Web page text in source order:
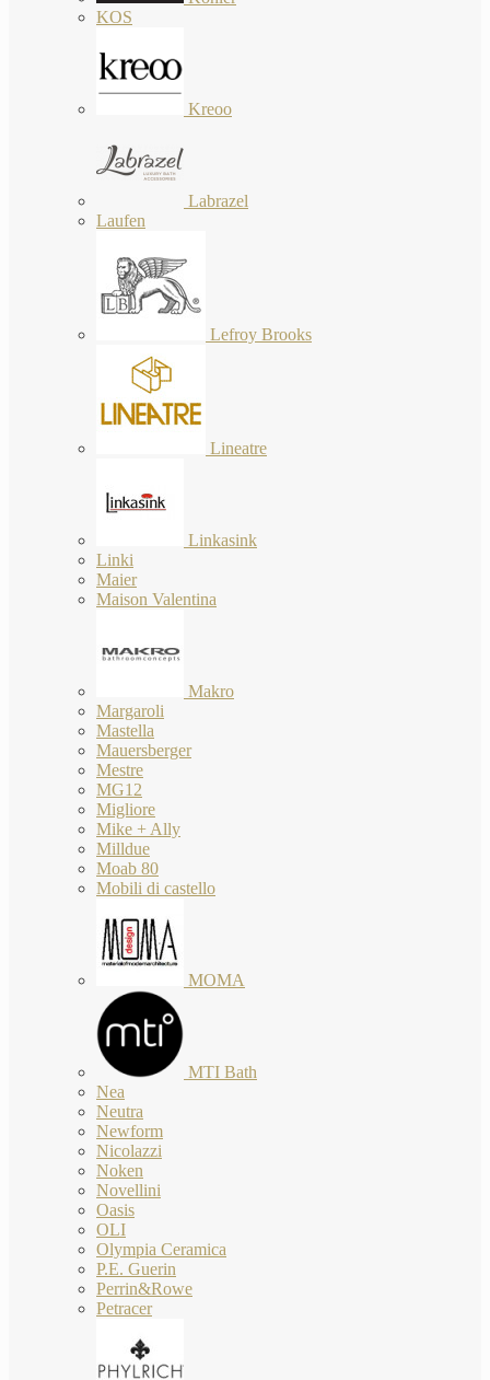
KOS
Kreoo
Labrazel
Laufen
Lefroy Brooks
Lineatre
Linkasink
Linki
Maier
Maison Valentina
Makro
Margaroli
Mastella
Mauersberger
Mestre
MG12
Migliore
Mike + Ally
Milldue
Moab 80
Mobili di castello
MOMA
MTI Bath
Nea
Neutra
Newform
Nicolazzi
Noken
Novellini
Oasis
OLI
Olympia Ceramica
P.E. Guerin
Perrin&Rowe
Petracer